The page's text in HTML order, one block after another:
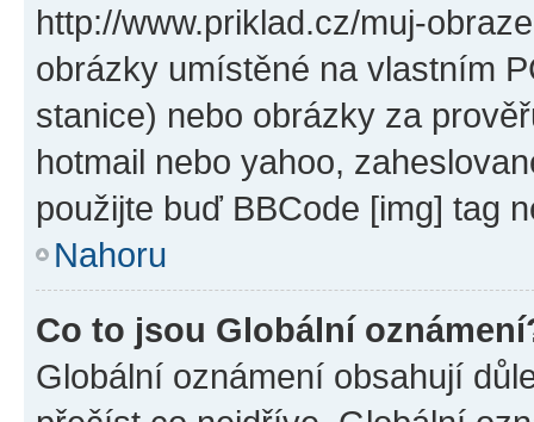
http://www.priklad.cz/muj-
obrázky umístěné na vlastním
stanice) nebo obrázky za
hotmail nebo yahoo,
použijte buď BBCode [img] tag
Nahoru
Co to jsou Globální
Globální oznámení obsahují